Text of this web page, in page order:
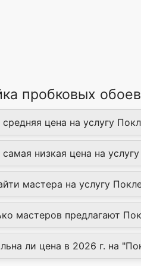
пробковых
цена на услугу
низкая цена на
мастера на услугу
мастеров предлагают
ли цена в 2026 г. на